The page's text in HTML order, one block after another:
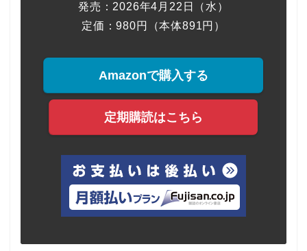
発売：2026年4月22日（水）
定価：980円（本体891円）
Amazonで購入する
定期購読はこちら